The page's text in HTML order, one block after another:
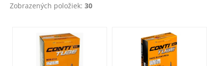
Zobrazených položiek: 30